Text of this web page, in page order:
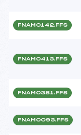
FNAM0142.FFS
FNAM0413.FFS
FNAM0381.FFS
FNAM0093.FFS